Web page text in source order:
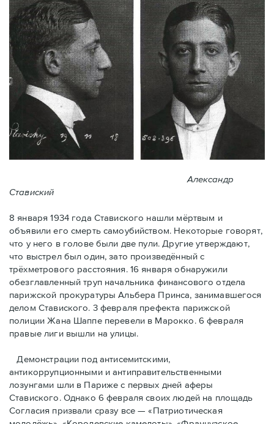
Александр
Ставиский
8 января 1934 года Ставиского нашли мёртвым и
объявили его смерть самоубийством. Некоторые говорят,
что у него в голове были две пули. Другие утверждают,
что выстрел был один, зато произведённый с
трёхметровoго расстояния. 16 января обнаружили
обезглавленный труп начальника финансового отдела
парижской прокуратуры Альбера Принса, занимавшегося
делом Cтавиского. 3 февраля префекта парижской
полиции Жана Шаппе перевели в Марокко. 6 февраля
правые лиги вышли на улицы.
Демонстрации под антисемитскими,
антикоррупционными и антиправительственными
лозунгами шли в Париже с первых дней аферы
Ставиского. Однако 6 февраля своих людей на площадь
Согласия призвали сразу все — «Патриотическая